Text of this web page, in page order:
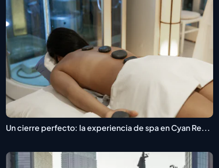
Un cierre perfecto: la experiencia de spa en Cyan Re...